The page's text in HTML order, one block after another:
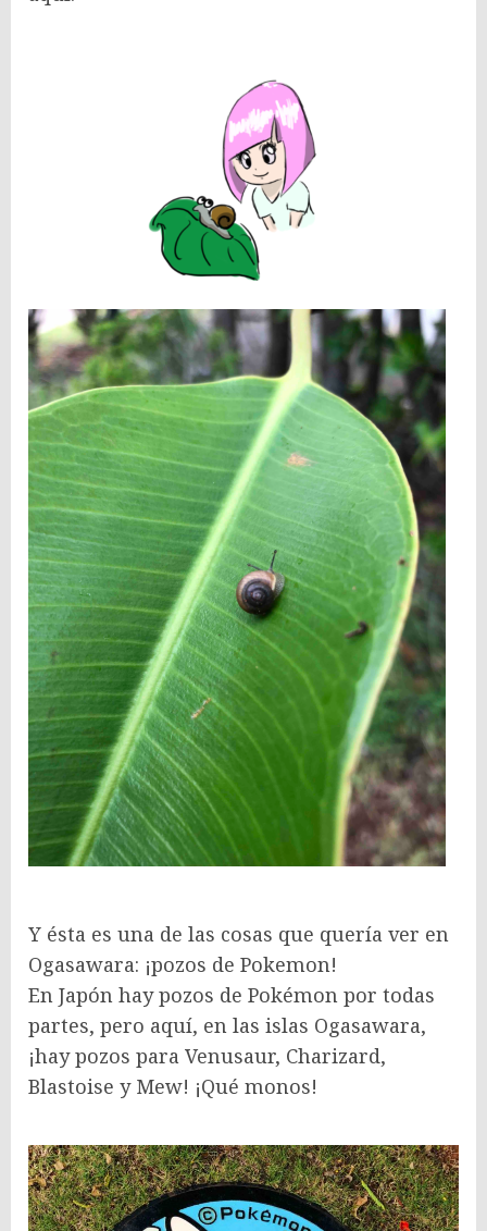
Y ésta es una de las cosas que quería ver en
Ogasawara: ¡pozos de Pokemon!
En Japón hay pozos de Pokémon por todas
partes, pero aquí, en las islas Ogasawara,
¡hay pozos para Venusaur, Charizard,
Blastoise y Mew! ¡Qué monos!